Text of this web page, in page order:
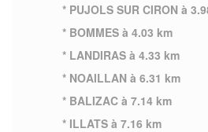
* PUJOLS SUR CIRON à
* BOMMES à 4.03 km
* LANDIRAS à 4.33 km
* NOAILLAN à 6.31 km
* BALIZAC à 7.14 km
* ILLATS à 7.16 km